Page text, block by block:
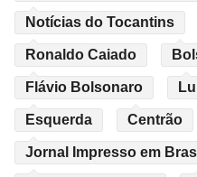
Notícias do Tocantins
Ronaldo Caiado
Flávio Bolsonaro
Esquerda Centrão
Jornal Impresso em